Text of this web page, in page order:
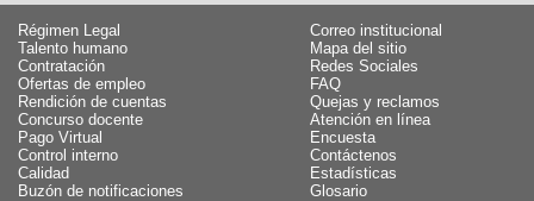
Régimen Legal
Talento humano
Contratación
Ofertas de empleo
Rendición de cuentas
Concurso docente
Pago Virtual
Control interno
Calidad
Buzón de notificaciones
Correo institucional
Mapa del sitio
Redes Sociales
FAQ
Quejas y reclamos
Atención en línea
Encuesta
Contáctenos
Estadísticas
Glosario